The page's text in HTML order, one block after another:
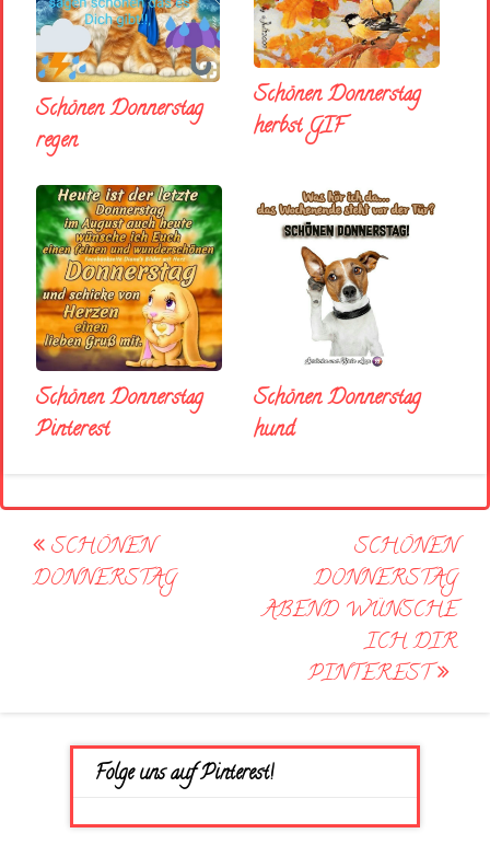
Schönen Donnerstag
regen
Schönen Donnerstag
herbst GIF
Schönen Donnerstag
Pinterest
Schönen Donnerstag
hund
Post
navigation
SCHÖNEN
DONNERSTAG
SCHÖNEN
DONNERSTAG
ABEND WÜNSCHE
ICH DIR
PINTEREST
Folge uns auf Pinterest!